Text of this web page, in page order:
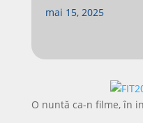
mai 15, 2025
O nuntă ca-n filme, în